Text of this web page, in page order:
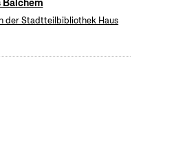
Balchem
der Stadtteilbibliothek Haus